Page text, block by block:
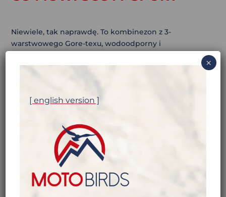
Niewiele, tak naprawdę. To kombinezon z 3-
warstwowego Gore-texu, wodoodporny i
znajdziecie szczegółów o tym stroju. Może poza dość
KOMFORT
[ english version ]
×